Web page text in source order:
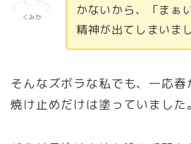
くみか
かないから、「まぁ
精神が出てしまいま
そんなズボラな私でも、一応春
焼け止めだけは塗っていました。